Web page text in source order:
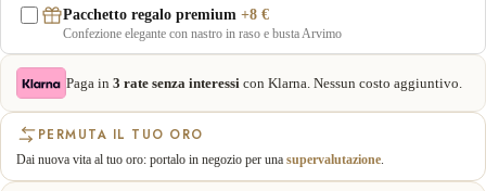
Pacchetto regalo premium +8 €
Confezione elegante con nastro in raso e busta Arvimo
Paga in 3 rate senza interessi con Klarna. Nessun costo aggiuntivo.
PERMUTA IL TUO ORO
Dai nuova vita al tuo oro: portalo in negozio per una supervalutazione.